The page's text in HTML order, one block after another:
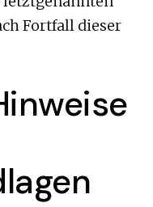
Fortfall dieser